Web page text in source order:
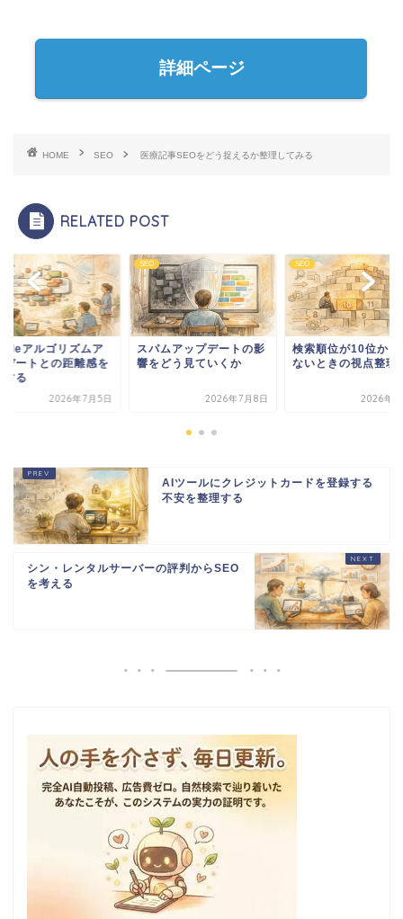
詳細ページ
HOME SEO 医療記事SEOをどう捉えるか整理してみる
RELATED POST
ムアップデートの影
どう見ていくか
2026年7月8日
SEO
検索順位が10位から動か
ないときの視点整理
2026年8月5日
SEO
Googleアルゴリズ
ップデートとの距離
2026年7
AIツールにクレジットカードを登録する
不安を整理する
シン・レンタルサーバーの評判からSEO
を考える